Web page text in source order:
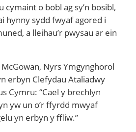
cymaint o bobl ag sy’n bosibl,
hynny sydd fwyaf agored i
a lleihau’r pwysau ar ein
Nyrs Ymgynghorol
erbyn Clefydau Ataliadwy
Cymru: “Cael y brechlyn
yw un o’r ffyrdd mwyaf
yn erbyn y ffliw.”